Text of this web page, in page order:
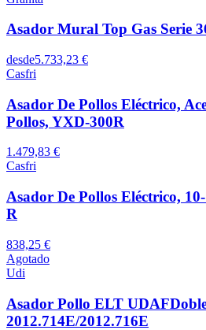
Asador Mural Top Gas Serie
desde5.733,23 €
Casfri
Asador De Pollos Eléctrico,
Pollos, YXD-300R
1.479,83 €
Casfri
Asador De Pollos Eléctrico,
R
838,25 €
Agotado
Udi
Asador Pollo ELT
2012.714E/2012.716E